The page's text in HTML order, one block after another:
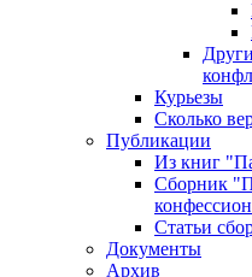
Курьезы
Сколько
Публикации
Из книг
Сборник
Статьи
Документы
Архив